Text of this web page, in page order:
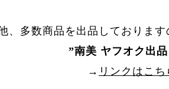
、多数商品を出品しております
”南美 ヤフオク出品
→ リンクはこち